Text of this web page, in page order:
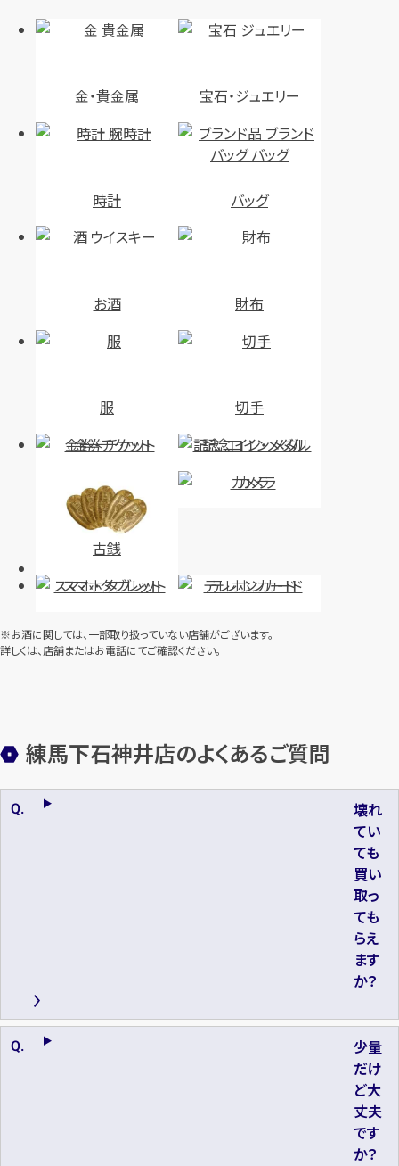
金・貴金属 宝石・ジュエリー
時計 バッグ
お酒 財布
服
切手
金券・チケット
記念コイン・メダル
古銭
カメラ
スマホ・タブレット テレホンカード
※お酒に関しては、一部取り扱っていない店舗がございます。
詳しくは、店舗またはお電話にてご確認ください。
練馬下石神井店のよくあるご質問
壊れ
てい
ても
買い
取っ
ても
らえ
ます
か？
少量
だけ
ど大
丈夫
です
か？